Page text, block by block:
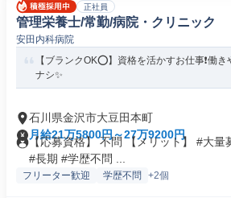
正社員
管理栄養士/常勤/病院・クリニック
安田内科病院
【ブランクOK⭕️】資格を活かすお仕事❗️働
ナシ✨
石川県金沢市大豆田本町
月給21万5800円～27万9200円
【応募資格】 不問 【メリット】 #大量
#長期 #学歴不問 ...
フリーター歓迎 学歴不問 +2個